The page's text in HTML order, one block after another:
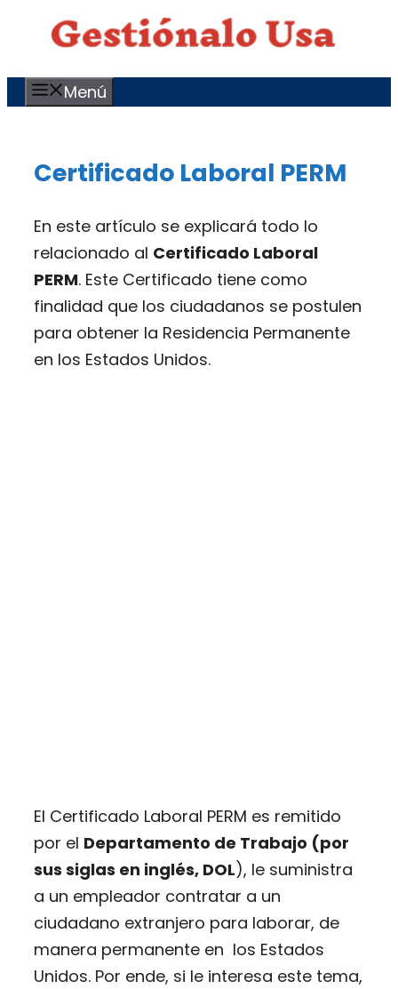
contenido
Menú
Certificado Laboral PERM
En este artículo se explicará todo lo
relacionado al Certificado Laboral
PERM. Este Certificado tiene como
finalidad que los ciudadanos se postulen
para obtener la Residencia Permanente
en los Estados Unidos.
El Certificado Laboral PERM es remitido
por el Departamento de Trabajo (por
sus siglas en inglés, DOL), le suministra
a un empleador contratar a un
ciudadano extranjero para laborar, de
manera permanente en los Estados
Unidos. Por ende, si le interesa este tema,